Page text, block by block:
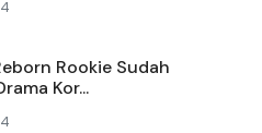
Rookie Sudah
Kor...